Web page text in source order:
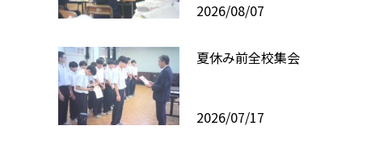
2026/08/07
夏休み前全校集会
2026/07/17